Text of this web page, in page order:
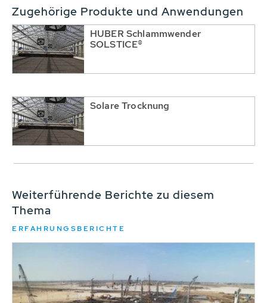
Zugehörige Produkte und Anwendungen
HUBER Schlammwender
SOLSTICE®
Solare Trocknung
Weiterführende Berichte zu diesem
Thema
ERFAHRUNGSBERICHTE